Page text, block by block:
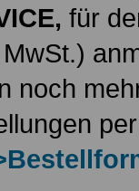
für
noch